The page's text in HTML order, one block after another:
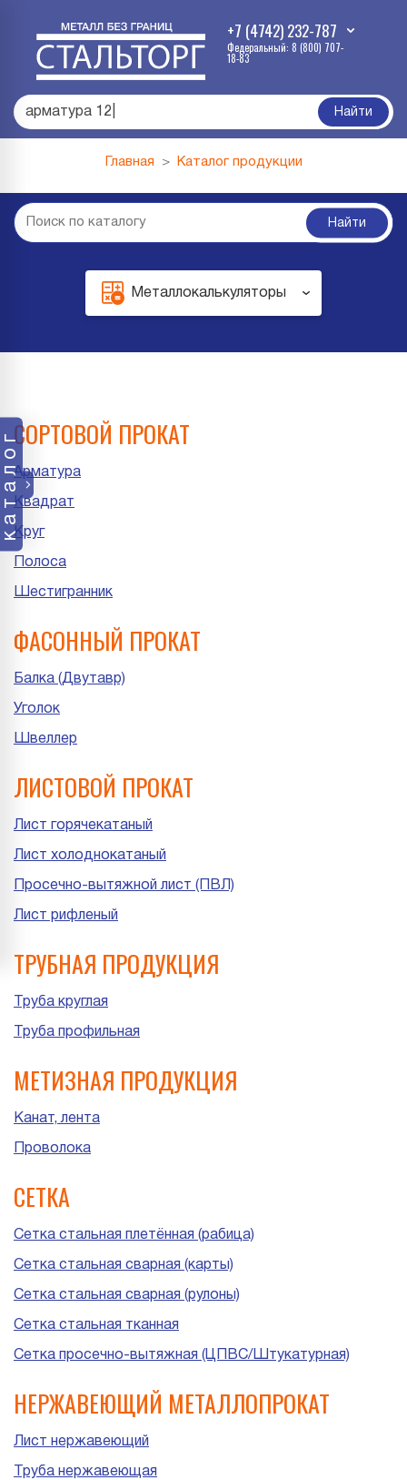
+7 (4742) 232-787
Федеральный: 8 (800) 707-
18-83
арма| Найти
каталог
Главная Каталог продукции
Найти
Металлокалькуляторы
СОРТОВОЙ ПРОКАТ
Арматура
Квадрат
Круг
Полоса
Шестигранник
ФАСОННЫЙ ПРОКАТ
Балка (Двутавр)
Уголок
Швеллер
ЛИСТОВОЙ ПРОКАТ
Лист горячекатаный
Лист холоднокатаный
Просечно-вытяжной лист (ПВЛ)
Лист рифленый
ТРУБНАЯ ПРОДУКЦИЯ
Труба круглая
Труба профильная
МЕТИЗНАЯ ПРОДУКЦИЯ
Канат, лента
Проволока
СЕТКА
Сетка стальная плетённая (рабица)
Сетка стальная сварная (карты)
Сетка стальная сварная (рулоны)
Сетка стальная тканная
Сетка просечно-вытяжная (ЦПВС/Штукатурная)
НЕРЖАВЕЮЩИЙ МЕТАЛЛОПРОКАТ
Лист нержавеющий
Труба нержавеющая